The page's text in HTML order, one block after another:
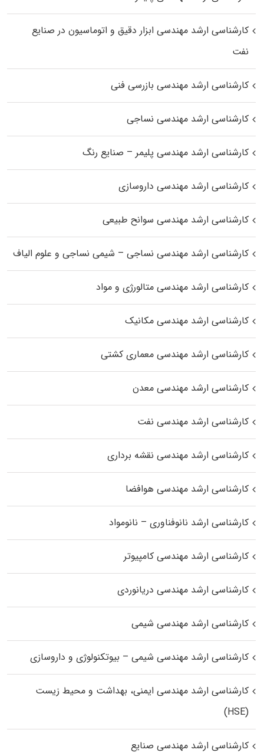
کارشناسی ارشد مهندسی ابزار دقیق و اتوماسیون در صنایع
نفت
کارشناسی ارشد مهندسی بازرسی فنی
کارشناسی ارشد مهندسی نساجی
کارشناسی ارشد مهندسی پلیمر – صنایع رنگ
کارشناسی ارشد مهندسی داروسازی
کارشناسی ارشد مهندسی سوانح طبیعی
کارشناسی ارشد مهندسی نساجی – شیمی نساجی و علوم الیاف
کارشناسی ارشد مهندسی متالورژی و مواد
کارشناسی ارشد مهندسی مکانیک
کارشناسی ارشد مهندسی معماری کشتی
کارشناسی ارشد مهندسی معدن
کارشناسی ارشد مهندسی نفت
کارشناسی ارشد مهندسی نقشه برداری
کارشناسی ارشد مهندسی هوافضا
کارشناسی ارشد نانوفناوری – نانومواد
کارشناسی ارشد مهندسی کامپیوتر
کارشناسی ارشد مهندسی دریانوردی
کارشناسی ارشد مهندسی شیمی
کارشناسی ارشد مهندسی شیمی – بیوتکنولوژی و داروسازی
کارشناسی ارشد مهندسی ایمنی، بهداشت و محیط زیست
(HSE)
کارشناسی ارشد مهندسی صنایع